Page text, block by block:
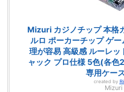
Mizuri カジノチップ 本格
ルロ ポーカーチップ ゲ
理が容易 高級感 ルーレ
ャック プロ仕様 5色(各
専用ケー
created by
Mizuri